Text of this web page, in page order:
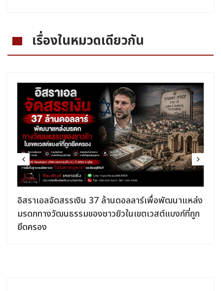
เรื่องในหมวดเดียวกัน
อิสราเอลจัดสรรเงิน 37 ล้านดอลลาร์เพื่อพัฒนาแหล่ง
มรดกทางวัฒนธรรมของชาวยิวในเขตเวสต์แบงก์ที่ถูก
ยึดครอง